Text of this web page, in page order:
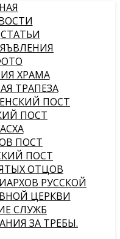
СТАТЬИ
ХРАМА
ТРАПЕЗА
ПОСТ
ПОСТ
ПОСТ
ПОСТ
ОТЦОВ
РУССКОЙ
ЦЕРКВИ
СЛУЖБ
ЗА ТРЕБЫ.